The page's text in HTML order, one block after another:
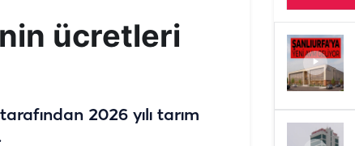
ücretleri
2026 yılı tarım